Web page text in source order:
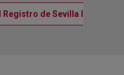
de Sevilla I